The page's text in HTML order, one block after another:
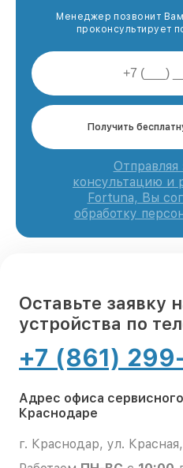
Менеджер позвонит
проконсультирует
Получить
Отправляя
консультацию и
Fortuna, Вы
обработку
Оставьте заявку
устройства по
+7 (861)
Адрес офиса
Краснодаре
г. Краснодар, ул.